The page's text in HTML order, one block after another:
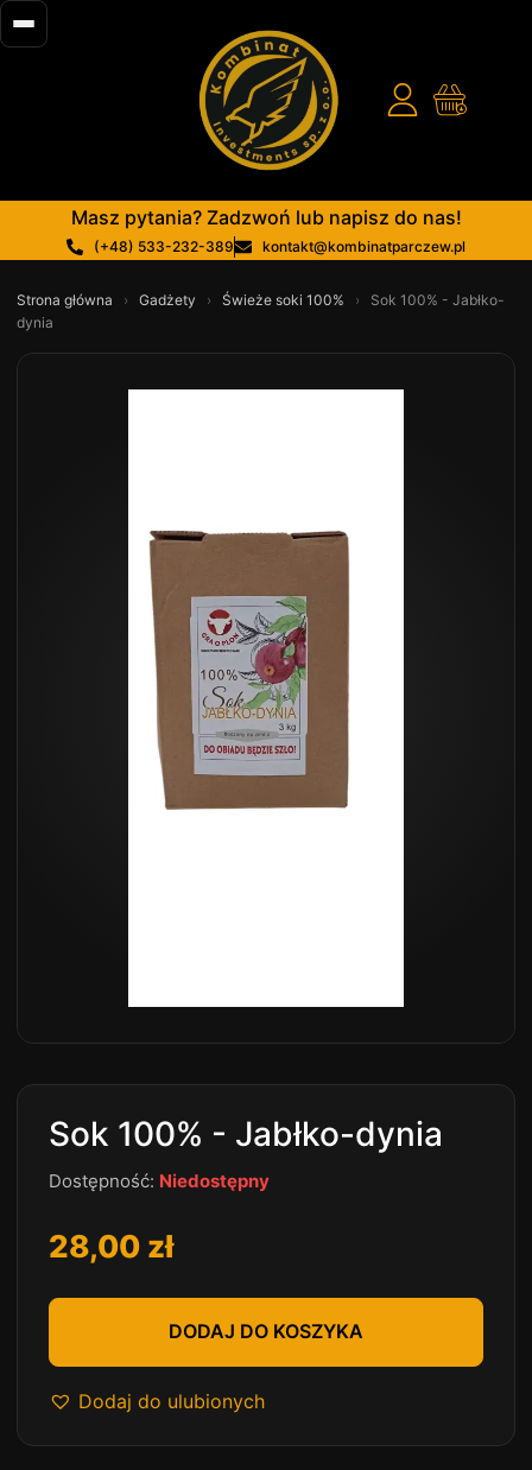
Masz pytania? Zadzwoń lub napisz do nas!
(+48) 533-232-389 kontakt@kombinatparczew.pl
Strona główna › Gadżety › Świeże soki 100% ›
Sok 100% - Jabłko-
dynia
Sok 100% - Jabłko-dynia
Dostępność: Niedostępny
28,00 zł
DODAJ DO KOSZYKA
Dodaj do ulubionych